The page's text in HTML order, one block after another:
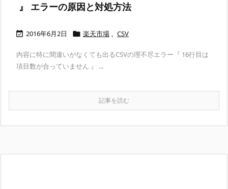
』 エラーの原因と対処方法
 2016年6月2日  楽天市場 , CSV
内容に特に間違いがなくても出るCSVの理不尽エラー『 16行目は
項目数が合っていません 』 ...
記事を読む